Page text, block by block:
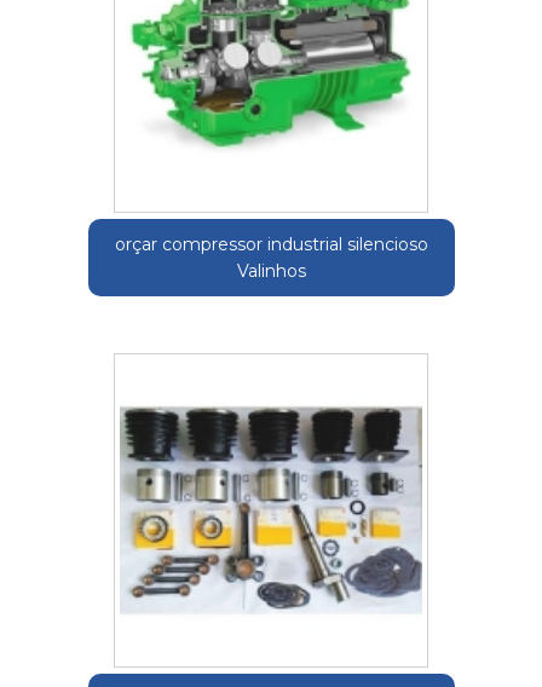
orçar compressor industrial silencioso
Valinhos